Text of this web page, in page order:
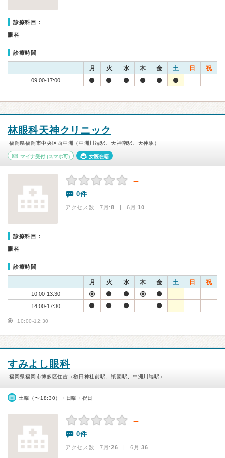
診療科目：
眼科
診療時間
月 火 水 木 金 土 日 祝
09:00-17:00
林眼科天神クリニック
福岡県福岡市中央区西中洲（中洲川端駅、天神南駅、天神駅）
マイナ受付 (スマホ可) 女医在籍
－
0件
アクセス数 7月:8 | 6月:10
診療科目：
眼科
診療時間
月 火 水 木 金 土 日 祝
10:00-13:30
14:00-17:30
10:00-12:30
すみよし眼科
福岡県福岡市博多区住吉（櫛田神社前駅、祇園駅、中洲川端駅）
土曜（〜18:30）・日曜・祝日
－
0件
アクセス数 7月:26 | 6月:36